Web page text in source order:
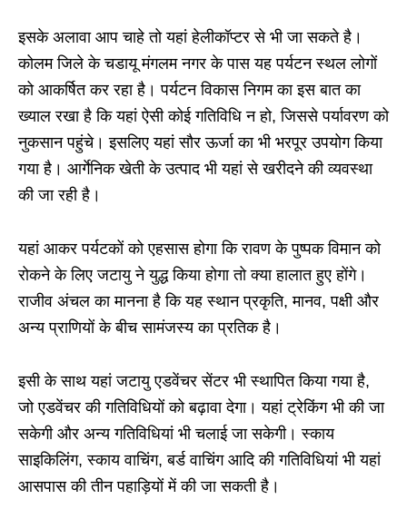
इसके अलावा आप चाहे तो यहां हेलीकॉप्टर से भी जा सकते है।
कोलम जिले के चडायू मंगलम नगर के पास यह पर्यटन स्थल लोगों
को आकर्षित कर रहा है। पर्यटन विकास निगम का इस बात का
ख्याल रखा है कि यहां ऐसी कोई गतिविधि न हो, जिससे पर्यावरण को
नुकसान पहुंचे। इसलिए यहां सौर ऊर्जा का भी भरपूर उपयोग किया
गया है। आर्गेनिक खेती के उत्पाद भी यहां से खरीदने की व्यवस्था
की जा रही है।
यहां आकर पर्यटकों को एहसास होगा कि रावण के पुष्पक विमान को
रोकने के लिए जटायु ने युद्ध किया होगा तो क्या हालात हुए होंगे।
राजीव अंचल का मानना है कि यह स्थान प्रकृति, मानव, पक्षी और
अन्य प्राणियों के बीच सामंजस्य का प्रतिक है।
इसी के साथ यहां जटायु एडवेंचर सेंटर भी स्थापित किया गया है,
जो एडवेंचर की गतिविधियों को बढ़ावा देगा। यहां ट्रेकिंग भी की जा
सकेगी और अन्य गतिविधियां भी चलाई जा सकेगी। स्काय
साइकिलिंग, स्काय वाचिंग, बर्ड वाचिंग आदि की गतिविधियां भी यहां
आसपास की तीन पहाड़ियों में की जा सकती है।